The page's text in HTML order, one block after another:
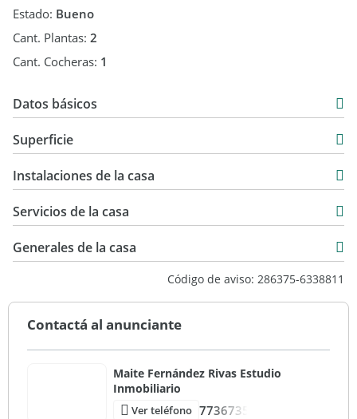
Estado: Bueno
Cant. Plantas: 2
Cant. Cocheras: 1
Datos básicos
Venta
USD 132.000
Superficie
26 m2
248 m2
Instalaciones de la casa
Servicios de la casa
Generales de la casa
Código de aviso: 286375-6338811
Contactá al anunciante
Maite Fernández Rivas Estudio
Inmobiliario
Ver teléfono 7736735